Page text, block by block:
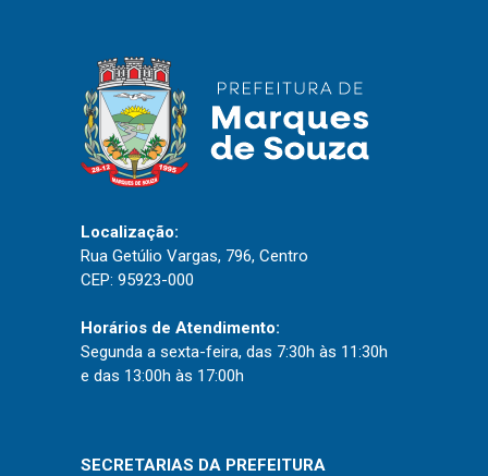
Portal do Cidadão
Portal do Servidor
Diário Oficial (Novo)
Diário Oficial (Até 30/04)
Recursos Humanos
Processo Seletivo
Seletivo Simplificado
Instruções Normativas
Localização:
Rua Getúlio Vargas, 796, Centro
CEP: 95923-000
Horários de Atendimento:
Segunda a sexta-feira, das 7:30h às 11:30h
e das 13:00h às 17:00h
SECRETARIAS DA PREFEITURA